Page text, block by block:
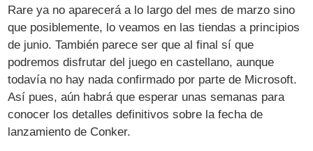
Rare ya no aparecerá a lo largo del mes de marzo sino
que posiblemente, lo veamos en las tiendas a principios
de junio. También parece ser que al final sí que
podremos disfrutar del juego en castellano, aunque
todavía no hay nada confirmado por parte de Microsoft.
Así pues, aún habrá que esperar unas semanas para
conocer los detalles definitivos sobre la fecha de
lanzamiento de Conker.